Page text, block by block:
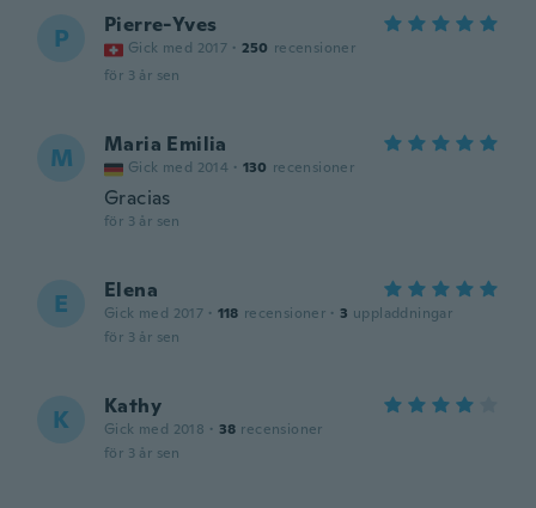
P Pierre-Yves
Gick med 2017 · 250 recensioner
för 3 år sen
M Maria Emilia
Gick med 2014 · 130 recensioner
Gracias
för 3 år sen
E Elena
Gick med 2017 · 118 recensioner · 3 uppladdningar
för 3 år sen
K Kathy
Gick med 2018 · 38 recensioner
för 3 år sen